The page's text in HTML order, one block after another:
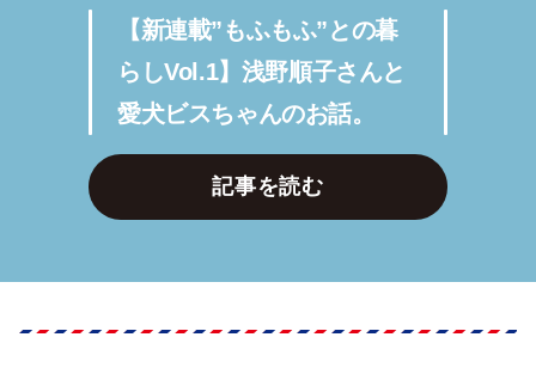
【新連載”もふもふ”との暮
らしVol.1】浅野順子さんと
愛犬ビスちゃんのお話。
記事を読む